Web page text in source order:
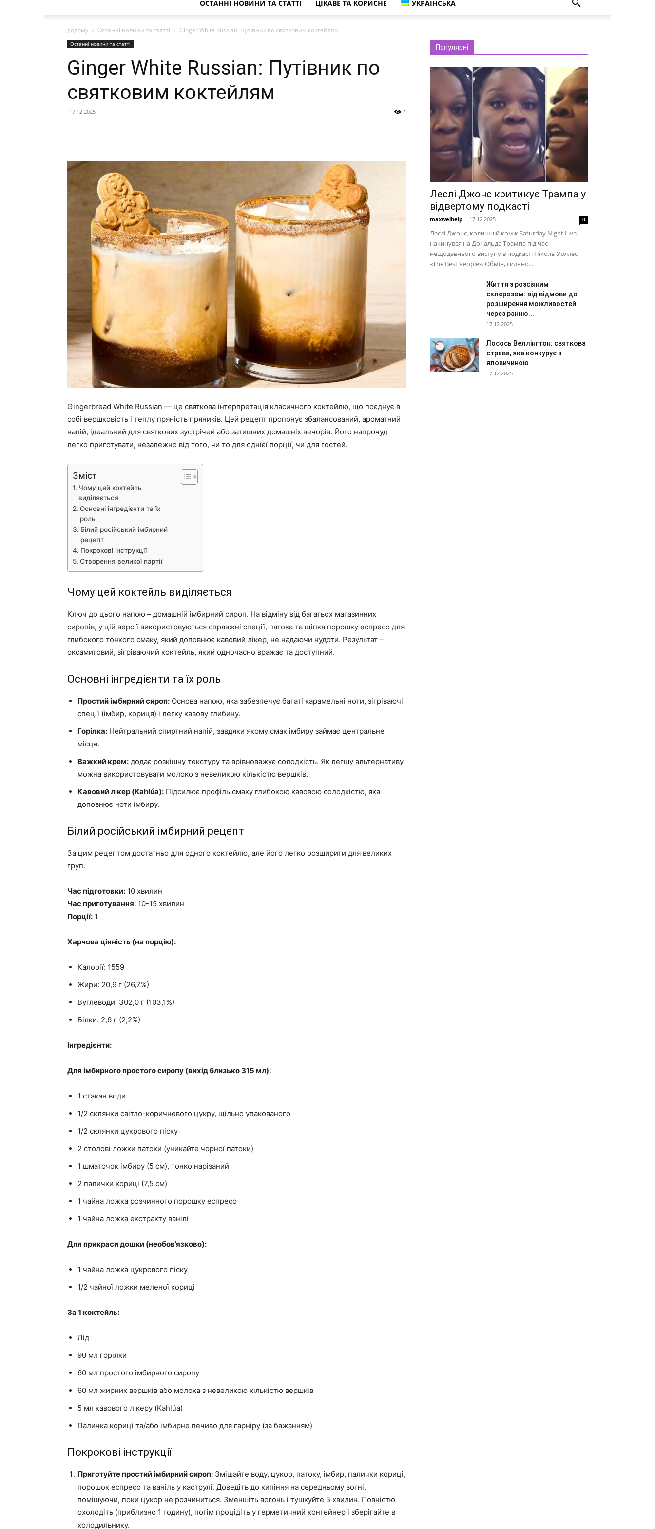
ОСТАННІ НОВИНИ ТА СТАТТІ ЦІКАВЕ ТА КОРИСНЕ УКРАЇНСЬКА
додому Останні новини та статті Ginger White Russian: Путівник по святковим коктейлям
Останні новини та статті
Ginger White Russian: Путівник по
святковим коктейлям
17.12.2025 1
Gingerbread White Russian — це святкова інтерпретація класичного коктейлю, що поєднує в
собі вершковість і теплу пряність пряників. Цей рецепт пропонує збалансований, ароматний
напій, ідеальний для святкових зустрічей або затишних домашніх вечорів. Його напрочуд
легко приготувати, незалежно від того, чи то для однієї порції, чи для гостей.
Зміст
Чому цей коктейль
виділяється
Основні інгредієнти та їх
роль
Білий російський імбирний
рецепт
Покрокові інструкції
Створення великої партії
Чому цей коктейль виділяється
Ключ до цього напою – домашній імбирний сироп. На відміну від багатьох магазинних
сиропів, у цій версії використовуються справжні спеції, патока та щіпка порошку еспресо для
глибокого тонкого смаку, який доповнює кавовий лікер, не надаючи нудоти. Результат –
оксамитовий, зігріваючий коктейль, який одночасно вражає та доступний.
Основні інгредієнти та їх роль
Простий імбирний сироп: Основа напою, яка забезпечує багаті карамельні ноти, зігріваючі
спеції (імбир, кориця) і легку кавову глибину.
Горілка: Нейтральний спиртний напій, завдяки якому смак імбиру займає центральне
місце.
Важкий крем: додає розкішну текстуру та врівноважує солодкість. Як легшу альтернативу
можна використовувати молоко з невеликою кількістю вершків.
Кавовий лікер (Kahlúa): Підсилює профіль смаку глибокою кавовою солодкістю, яка
доповнює ноти імбиру.
Білий російський імбирний рецепт
За цим рецептом достатньо для одного коктейлю, але його легко розширити для великих
груп.
Час підготовки: 10 хвилин
Час приготування: 10-15 хвилин
Порції: 1
Харчова цінність (на порцію):
Калорії: 1559
Жири: 20,9 г (26,7%)
Вуглеводи: 302,0 г (103,1%)
Білки: 2,6 г (2,2%)
Інгредієнти:
Для імбирного простого сиропу (вихід близько 315 мл):
1 стакан води
1/2 склянки світло-коричневого цукру, щільно упакованого
1/2 склянки цукрового піску
2 столові ложки патоки (уникайте чорної патоки)
1 шматочок імбиру (5 см), тонко нарізаний
2 палички кориці (7,5 см)
1 чайна ложка розчинного порошку еспресо
1 чайна ложка екстракту ванілі
Для прикраси дошки (необов’язково):
1 чайна ложка цукрового піску
1/2 чайної ложки меленої кориці
За 1 коктейль:
Лід
90 мл горілки
60 мл простого імбирного сиропу
60 мл жирних вершків або молока з невеликою кількістю вершків
5 мл кавового лікеру (Kahlúa)
Паличка кориці та/або імбирне печиво для гарніру (за бажанням)
Покрокові інструкції
Приготуйте простий імбирний сироп: Змішайте воду, цукор, патоку, імбир, палички кориці,
порошок еспресо та ваніль у каструлі. Доведіть до кипіння на середньому вогні,
помішуючи, поки цукор не розчиниться. Зменшіть вогонь і тушкуйте 5 хвилин. Повністю
охолодіть (приблизно 1 годину), потім процідіть у герметичний контейнер і зберігайте в
холодильнику.
Популярні
Леслі Джонс критикує Трампа у
відвертому подкасті
maxwelhelp - 17.12.2025 0
Леслі Джонс, колишній комік Saturday Night Live,
накинувся на Дональда Трампа під час
нещодавнього виступу в подкасті Ніколь Уоллес
«The Best People». Обмін, сильно...
Життя з розсіяним
склерозом: від відмови до
розширення можливостей
через ранню...
17.12.2025
Лосось Веллінгтон: святкова
страва, яка конкурує з
яловичиною
17.12.2025